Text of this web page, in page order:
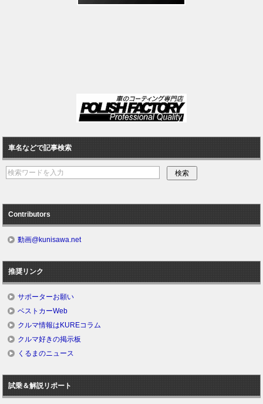
車名などで記事検索
Contributors
動画@kunisawa.net
推奨リンク
サポーターお願い
ベストカーWeb
クルマ情報はKUREコラム
クルマ好きの掲示板
くるまのニュース
試乗＆解説リポート